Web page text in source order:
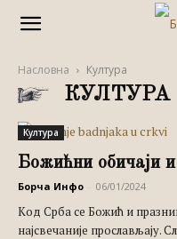
Насловна Култура
КУЛТУРА
Култура
Божићни обичаји
Борча Инфо 06/01/2024
Kод Срба се Божић и
најсвечаније прослављају.